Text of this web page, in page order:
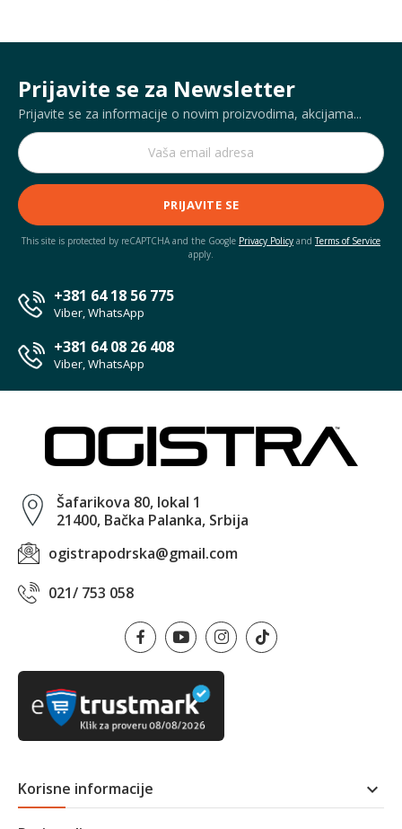
Prijavite se za Newsletter
Prijavite se za informacije o novim proizvodima, akcijama...
PRIJAVITE SE
This site is protected by reCAPTCHA and the Google Privacy Policy andTerms of Service
apply.
+381 64 18 56 775
Viber, WhatsApp
+381 64 08 26 408
Viber, WhatsApp
Šafarikova 80, lokal 1
21400, Bačka Palanka, Srbija
ogistrapodrska@gmail.com
021/ 753 058
Korisne informacije 